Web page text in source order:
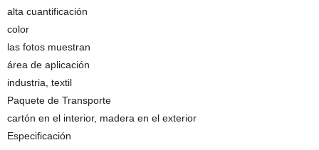
alta cuantificación
color
las fotos muestran
área de aplicación
industria, textil
Paquete de Transporte
cartón en el interior, madera en el exterior
Especificación